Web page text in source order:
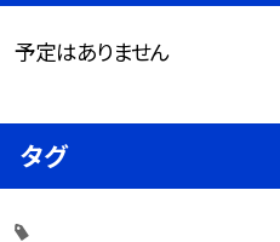
予定はありません
タグ